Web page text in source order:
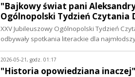
"Bajkowy świat pani
Ogólnopolski Tydzień Czytania
XXV Jubileuszowy Ogólnopolski Tydzień
odbywały spotkania literackie dla
2026-05-21, godz. 01:17
"Historia opowiedziana